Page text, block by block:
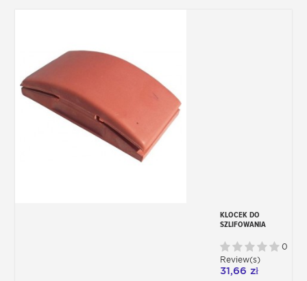
KLOCEK DO
SZLIFOWANIA
0
Review(s)
31,66 zł